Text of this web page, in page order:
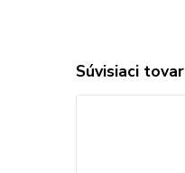
Súvisiaci tovar